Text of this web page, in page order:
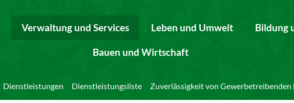
Verwaltung und Services Leben und Umwelt Bildung
Bauen und Wirtschaft
Dienstleistungen Dienstleistungsliste Zuverlässigkeit von